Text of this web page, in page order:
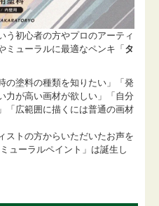
う初心者の方やプロのアーティ
ミューラルに最適なペンキ「 タ
の塗料の種類を知りたい」「発
力が高い画材が欲しい」「自分
「広範囲に描くには普通の画材
ストの方からいただいたお声を
ューラルペイント」は誕生し